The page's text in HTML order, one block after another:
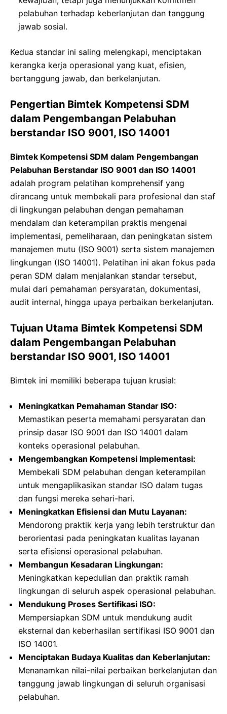
pelabuhan terhadap keberlanjutan dan tanggung
jawab sosial.
Kedua standar ini saling melengkapi, menciptakan
kerangka kerja operasional yang kuat, efisien,
bertanggung jawab, dan berkelanjutan.
Pengertian Bimtek Kompetensi SDM
dalam Pengembangan Pelabuhan
berstandar ISO 9001, ISO 14001
Bimtek Kompetensi SDM dalam Pengembangan
Pelabuhan Berstandar ISO 9001 dan ISO 14001
adalah program pelatihan komprehensif yang
dirancang untuk membekali para profesional dan staf
di lingkungan pelabuhan dengan pemahaman
mendalam dan keterampilan praktis mengenai
implementasi, pemeliharaan, dan peningkatan sistem
manajemen mutu (ISO 9001) serta sistem manajemen
lingkungan (ISO 14001). Pelatihan ini akan fokus pada
peran SDM dalam menjalankan standar tersebut,
mulai dari pemahaman persyaratan, dokumentasi,
audit internal, hingga upaya perbaikan berkelanjutan.
Tujuan Utama Bimtek Kompetensi SDM
dalam Pengembangan Pelabuhan
berstandar ISO 9001, ISO 14001
Bimtek ini memiliki beberapa tujuan krusial:
Meningkatkan Pemahaman Standar ISO:
Memastikan peserta memahami persyaratan dan
prinsip dasar ISO 9001 dan ISO 14001 dalam
konteks operasional pelabuhan.
Mengembangkan Kompetensi Implementasi:
Membekali SDM pelabuhan dengan keterampilan
untuk mengaplikasikan standar ISO dalam tugas
dan fungsi mereka sehari-hari.
Meningkatkan Efisiensi dan Mutu Layanan:
Mendorong praktik kerja yang lebih terstruktur dan
berorientasi pada peningkatan kualitas layanan
serta efisiensi operasional pelabuhan.
Membangun Kesadaran Lingkungan:
Meningkatkan kepedulian dan praktik ramah
lingkungan di seluruh aspek operasional pelabuhan.
Mendukung Proses Sertifikasi ISO:
Mempersiapkan SDM untuk mendukung audit
eksternal dan keberhasilan sertifikasi ISO 9001 dan
ISO 14001.
Menciptakan Budaya Kualitas dan Keberlanjutan:
Menanamkan nilai-nilai perbaikan berkelanjutan dan
tanggung jawab lingkungan di seluruh organisasi
pelabuhan.